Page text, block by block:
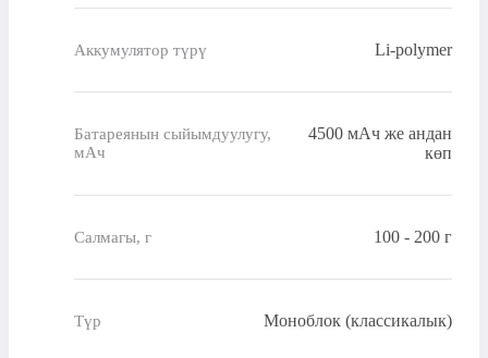
Аккумулятор түрү Li-polymer
Батареянын сыйымдуулугу,
мАч
4500 мАч же андан
көп
Салмагы, г 100 - 200 г
Түр Моноблок (классикалык)